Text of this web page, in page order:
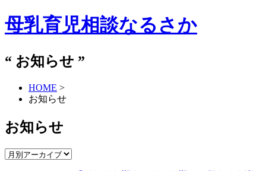
母乳育児相談なるさか
“ お知らせ ”
HOME >
お知らせ
お知らせ